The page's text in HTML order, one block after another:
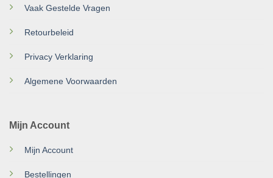
Vaak Gestelde Vragen
Retourbeleid
Privacy Verklaring
Algemene Voorwaarden
Mijn Account
Mijn Account
Bestellingen